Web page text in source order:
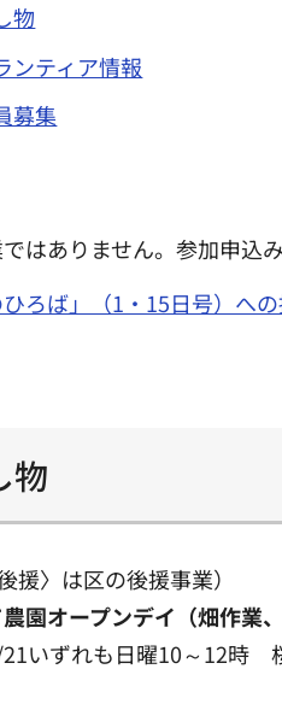
物
ンティア情報
募集
はありません。参加申込
ひろば」（1・15日号）へ
物
援〉は区の後援事業）
園オープンデイ（畑作業、
いずれも日曜10～12時